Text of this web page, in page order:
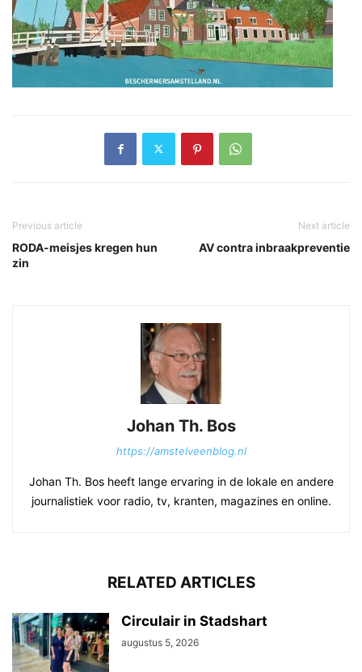
Previous article
RODA-meisjes kregen hun
zin
Next article
AV contra inbraakpreventie
Johan Th. Bos
https://amstelveenblog.nl
Johan Th. Bos heeft lange ervaring in de lokale en andere
journalistiek voor radio, tv, kranten, magazines en online.
RELATED ARTICLES
Circulair in Stadshart
augustus 5, 2026